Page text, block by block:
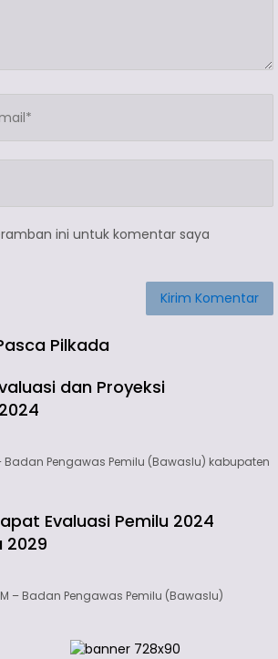
ini untuk komentar saya
Pilkada
dan Proyeksi
– Badan Pengawas Pemilu (Bawaslu) kabupaten
Evaluasi Pemilu 2024
2029
– Badan Pengawas Pemilu (Bawaslu)